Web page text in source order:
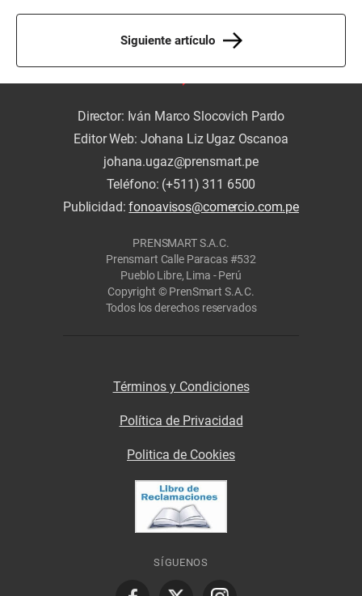
Siguiente artículo
Director: Iván Marco Slocovich Pardo
Editor Web: Johana Liz Ugaz Oscanoa
johana.ugaz@prensmart.pe
Teléfono: (+511) 311 6500
Publicidad:fonoavisos@comercio.com.pe
PRENSMART S.A.C.
Prensmart Calle Paracas #532
Pueblo Libre, Lima - Perú
Copyright © PrenSmart S.A.C.
Todos los derechos reservados
Términos y Condiciones
Política de Privacidad
Politica de Cookies
SÍGUENOS